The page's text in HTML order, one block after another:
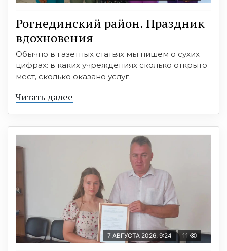
Рогнединский район. Праздник
вдохновения
Обычно в газетных статьях мы пишем о сухих
цифрах: в каких учреждениях сколько открыто
мест, сколько оказано услуг.
Читать далее
7 АВГУСТА 2026, 9:24 11